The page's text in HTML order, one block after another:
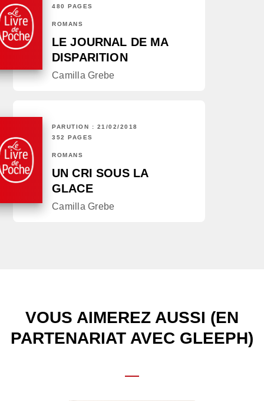
480 PAGES
ROMANS
LE JOURNAL DE MA
DISPARITION
Camilla Grebe
PARUTION : 21/02/2018
352 PAGES
ROMANS
UN CRI SOUS LA
GLACE
Camilla Grebe
VOUS AIMEREZ AUSSI (EN
PARTENARIAT AVEC GLEEPH)